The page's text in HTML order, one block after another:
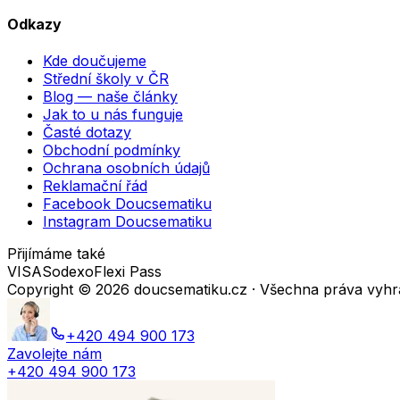
Odkazy
Kde doučujeme
Střední školy v ČR
Blog — naše články
Jak to u nás funguje
Časté dotazy
Obchodní podmínky
Ochrana osobních údajů
Reklamační řád
Facebook Doucsematiku
Instagram Doucsematiku
Přijímáme také
VISASodexoFlexi Pass
Copyright © 2026 doucsematiku.cz · Všechna práva
+420 494 900 173
Zavolejte nám
+420 494 900 173